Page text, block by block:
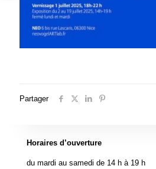
Partager
Horaires d’ouverture
du mardi au samedi de 14 h à 19 h